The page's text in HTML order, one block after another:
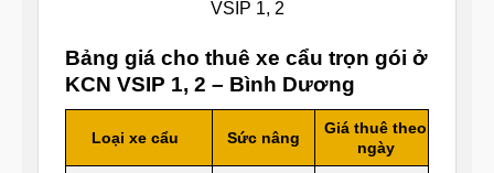
VSIP 1, 2
Bảng giá cho thuê xe cẩu trọn gói ở
KCN VSIP 1, 2 – Bình Dương
Loại xe cẩu Sức nâng
Giá thuê theo
ngày